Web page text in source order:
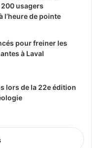
de Saint-François et David
Saint-Bruno
usagers
l’heure de pointe
pour freiner les
à Laval
lors de la 22e édition